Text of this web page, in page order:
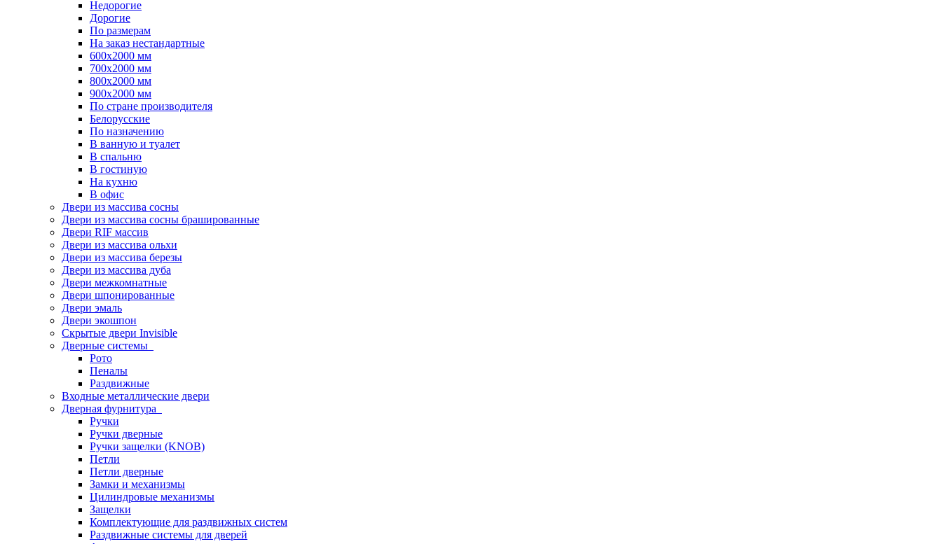
Недорогие
Дорогие
По размерам
На заказ нестандартные
600х2000 мм
700х2000 мм
800х2000 мм
900х2000 мм
По стране производителя
Белорусские
По назначению
В ванную и туалет
В спальню
В гостиную
На кухню
В офис
Двери из массива сосны
Двери из массива сосны брашированные
Двери RIF массив
Двери из массива ольхи
Двери из массива березы
Двери из массива дуба
Двери межкомнатные
Двери шпонированные
Двери эмаль
Двери экошпон
Скрытые двери Invisible
Дверные системы
Рото
Пеналы
Раздвижные
Входные металлические двери
Дверная фурнитура
Ручки
Ручки дверные
Ручки защелки (KNOB)
Петли
Петли дверные
Замки и механизмы
Цилиндровые механизмы
Защелки
Комплектующие для раздвижных систем
Раздвижные системы для дверей